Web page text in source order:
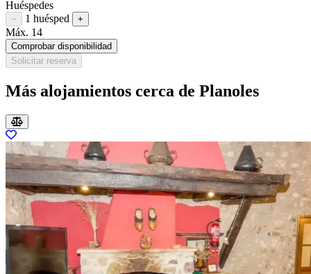
Huéspedes
Restar huésped
− 1 huésped Sumar huésped
+
Máx. 14
Comprobar disponibilidad
Solicitar reserva
Más alojamientos cerca de Planoles